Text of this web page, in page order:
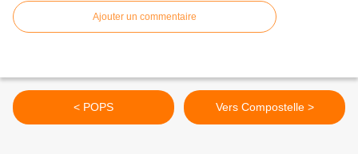
Ajouter un commentaire
< POPS Vers Compostelle >